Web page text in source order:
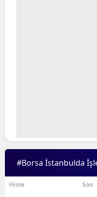
#Borsa İstanbulda
Hisse Son